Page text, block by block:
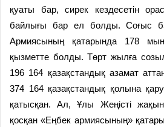
қуаты бар, сирек кездесетін
байлығы бар ел болды. Соғыс
Армиясының қатарында 178 мың
қызметте болды. Төрт жылға
196 164 қазақстандық азамат
374 164 қазақстандық қолына
қатысқан. Ал, Ұлы Жеңісті
қосқан «Еңбек армиясының»